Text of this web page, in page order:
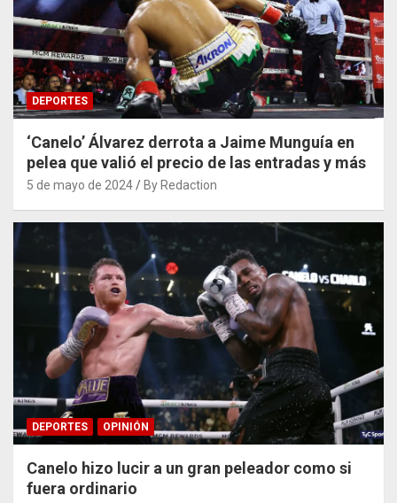
DEPORTES
‘Canelo’ Álvarez derrota a Jaime Munguía en
pelea que valió el precio de las entradas y más
5 de mayo de 2024 By Redaction
DEPORTES OPINIÓN
Canelo hizo lucir a un gran peleador como si
fuera ordinario